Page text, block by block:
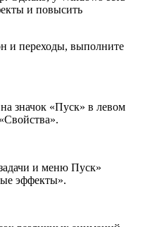
и повысить
и переходы, выполните
значок «Пуск» в левом
и меню Пуск»
эффекты».